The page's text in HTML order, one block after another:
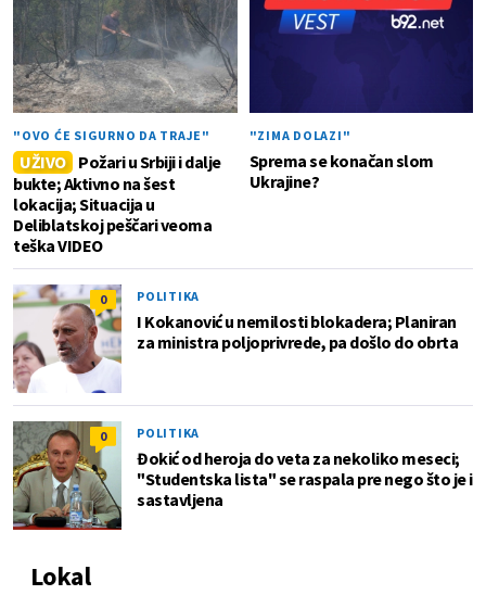
"OVO ĆE SIGURNO DA TRAJE"
UŽIVO
Požari u Srbiji i dalje
bukte; Aktivno na šest
lokacija; Situacija u
Deliblatskoj peščari veoma
teška VIDEO
"ZIMA DOLAZI"
Sprema se konačan slom
Ukrajine?
0 POLITIKA
I Kokanović u nemilosti blokadera; Planiran
za ministra poljoprivrede, pa došlo do obrta
0 POLITIKA
Đokić od heroja do veta za nekoliko meseci;
"Studentska lista" se raspala pre nego što je i
sastavljena
Lokal